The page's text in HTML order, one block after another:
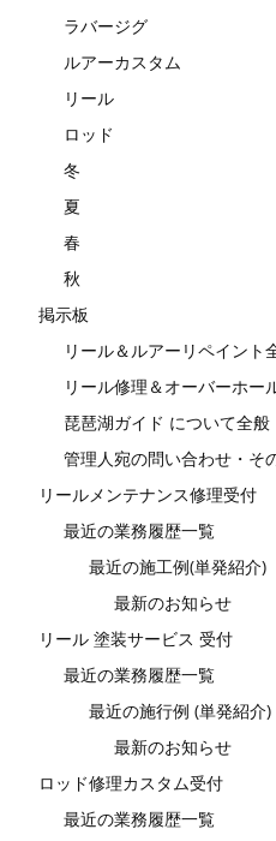
ラバージグ
ルアーカスタム
リール
ロッド
冬
夏
春
秋
掲示板
リール＆ルアーリペイント
リール修理＆オーバーホー
琵琶湖ガイド について全般
管理人宛の問い合わせ・そ
リールメンテナンス修理受付
最近の業務履歴一覧
最近の施工例(単発紹介)
最新のお知らせ
リール 塗装サービス 受付
最近の業務履歴一覧
最近の施行例 (単発紹介)
最新のお知らせ
ロッド修理カスタム受付
最近の業務履歴一覧